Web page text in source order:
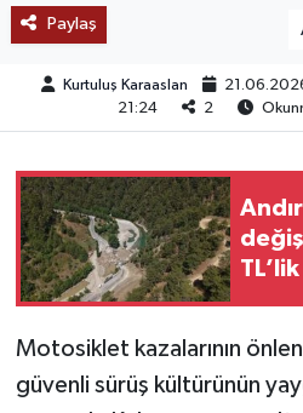
Paylaş
Kurtuluş Karaaslan
21:24
2
Motosiklet kazalarının
güvenli sürüş kültürünün
POPÜLER
DÜNYA
TREND
MEDYA
OTOMOTİV
YAŞAM